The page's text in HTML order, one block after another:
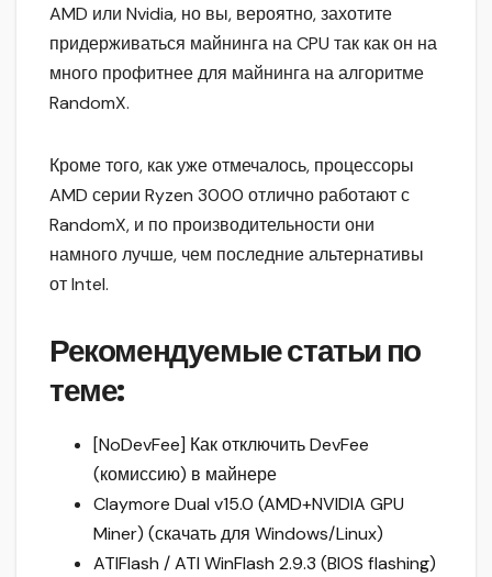
AMD или Nvidia, но вы, вероятно, захотите
придерживаться майнинга на CPU так как он на
много профитнее для майнинга на алгоритме
RandomX.
Кроме того, как уже отмечалось, процессоры
AMD серии Ryzen 3000 отлично работают с
RandomX, и по производительности они
намного лучше, чем последние альтернативы
от Intel.
Рекомендуемые статьи по
теме:
[NoDevFee] Как отключить DevFee
(комиссию) в майнере
Claymore Dual v15.0 (AMD+NVIDIA GPU
Miner) (скачать для Windows/Linux)
ATIFlash / ATI WinFlash 2.9.3 (BIOS flashing)